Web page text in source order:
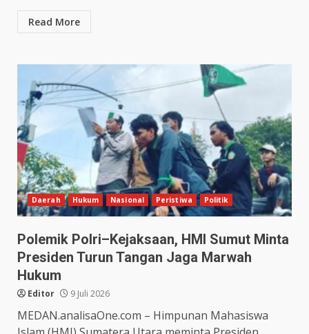
Read More
Daerah Hukum Nasional Peristiwa Politik
Polemik Polri–Kejaksaan, HMI Sumut Minta
Presiden Turun Tangan Jaga Marwah
Hukum
Editor 9 Juli 2026
MEDAN.analisaOne.com – Himpunan Mahasiswa